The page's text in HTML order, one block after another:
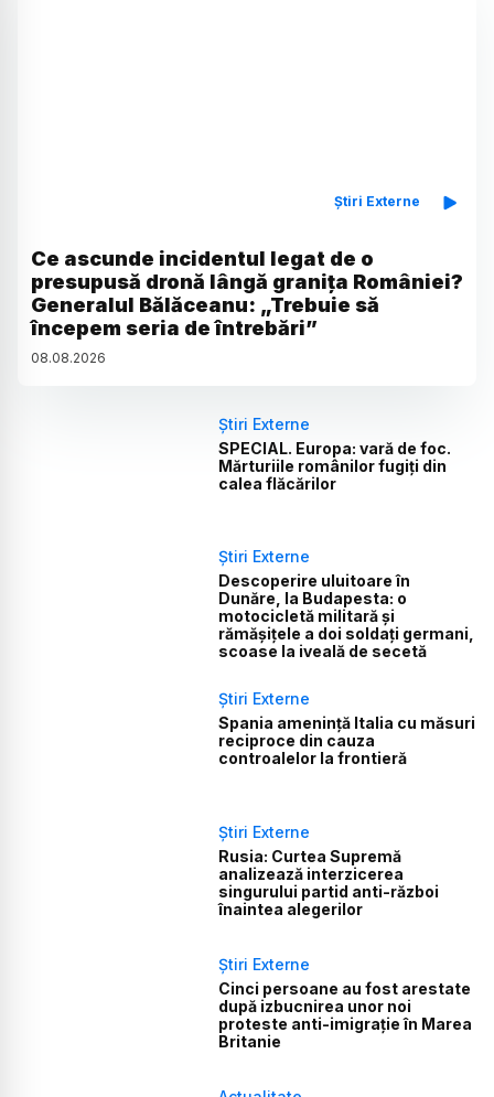
Știri Externe
Ce ascunde incidentul legat de o
presupusă dronă lângă granița României?
Generalul Bălăceanu: „Trebuie să
începem seria de întrebări”
08.08.2026
Știri Externe
SPECIAL. Europa: vară de foc.
Mărturiile românilor fugiți din
calea flăcărilor
Știri Externe
Descoperire uluitoare în
Dunăre, la Budapesta: o
motocicletă militară și
rămășițele a doi soldați germani,
scoase la iveală de secetă
Știri Externe
Spania amenință Italia cu măsuri
reciproce din cauza
controalelor la frontieră
Știri Externe
Rusia: Curtea Supremă
analizează interzicerea
singurului partid anti-război
înaintea alegerilor
Știri Externe
Cinci persoane au fost arestate
după izbucnirea unor noi
proteste anti-imigrație în Marea
Britanie